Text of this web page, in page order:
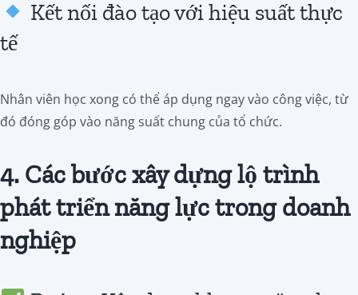
Kết nối đào tạo với hiệu suất thực
tế
Nhân viên học xong có thể áp dụng ngay vào công việc, từ
đó đóng góp vào năng suất chung của tổ chức.
4. Các bước xây dựng lộ trình
phát triển năng lực trong doanh
nghiệp